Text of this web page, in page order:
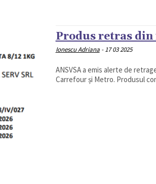
Produs retras din
Ionescu Adriana - 17 03 2025
ANSVSA a emis alerte de
Carrefour și Metro. Produsul